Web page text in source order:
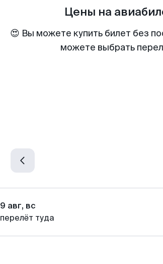
Цены на
😍 Вы можете купить билет без
можете выбрать
9 авг, вс
перелёт туда